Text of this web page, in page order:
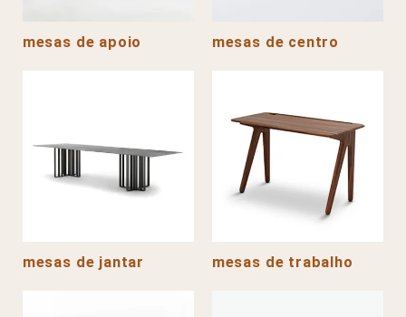
mesas de apoio mesas de centro
mesas de jantar mesas de trabalho